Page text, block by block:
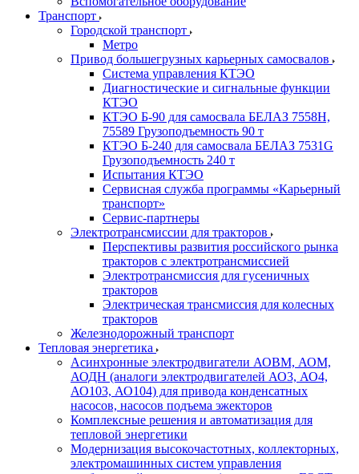
Транспорт
Городской транспорт
Метро
Привод большегрузных карьерных самосвалов
Система управления КТЭО
Диагностические и сигнальные функции
КТЭО
КТЭО Б-90 для самосвала БЕЛАЗ 7558H,
75589 Грузоподъемность 90 т
КТЭО Б-240 для самосвала БЕЛАЗ 7531G
Грузоподъемность 240 т
Испытания КТЭО
Сервисная служба программы «Карьерный
транспорт»
Сервис-партнеры
Электротрансмиссии для тракторов
Перспективы развития российского рынка
тракторов с электротрансмиссией
Электротрансмиссия для гусеничных
тракторов
Электрическая трансмиссия для колесных
тракторов
Железнодорожный транспорт
Тепловая энергетика
Асинхронные электродвигатели АОВМ, АОМ,
АОДН (аналоги электродвигателей АО3, АО4,
АО103, АО104) для привода конденсатных
насосов, насосов подъема эжекторов
Комплексные решения и автоматизация для
тепловой энергетики
Модернизация высокочастотных, коллекторных,
электромашинных систем управления